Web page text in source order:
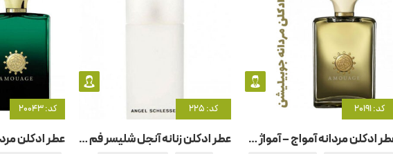
کد: 20191
عطر ادکلن مردانه آمواج – آمواژ جوبیلیشن
کد: 225
عطر ادکلن زنانه آنجل شلیسر فم ادو تویلت
کد: 20043